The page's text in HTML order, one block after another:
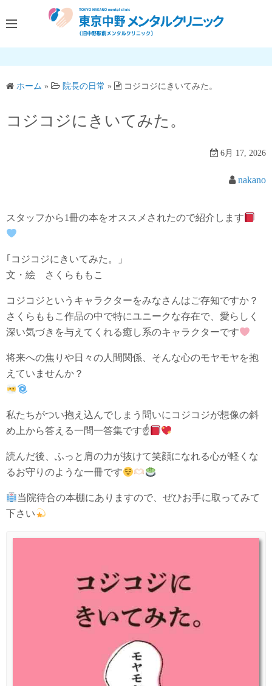
ン
へ
キ
ホーム » 院長の日常 » コジコジにきいてみた。
コジコジにきいてみた。
6月 17, 2026
nakano
スタッフから1冊の本をオススメされたので紹介します
｢コジコジにきいてみた。」
文・絵 さくらももこ
コジコジというキャラクターをみなさんはご存知ですか？
さくらももこ作品の中で特にユニークな存在で、愛らしく
深い気づきを与えてくれる癒し系のキャラクターです
将来への焦りや日々の人間関係、そんな心のモヤモヤを抱
えていませんか？
私たちがつい抱え込んでしまう問いにコジコジが想像の斜
め上から答える一問一答集です☝
読んだ後、ふっと肩の力が抜けて笑顔になれる心が軽くな
るお守りのような一冊です
当院待合の本棚にありますので、ぜひお手に取ってみて
下さい